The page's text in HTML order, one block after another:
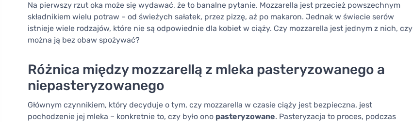
Na pierwszy rzut oka może się wydawać, że to banalne pytanie. Mozzarella jest przecież powszechnym
składnikiem wielu potraw – od świeżych sałatek, przez pizzę, aż po makaron. Jednak w świecie serów
istnieje wiele rodzajów, które nie są odpowiednie dla kobiet w ciąży. Czy mozzarella jest jednym z nich, czy
można ją bez obaw spożywać?
Różnica między mozzarellą z mleka pasteryzowanego a
niepasteryzowanego
Głównym czynnikiem, który decyduje o tym, czy mozzarella w czasie ciąży jest bezpieczna, jest
pochodzenie jej mleka – konkretnie to, czy było ono pasteryzowane. Pasteryzacja to proces, podczas